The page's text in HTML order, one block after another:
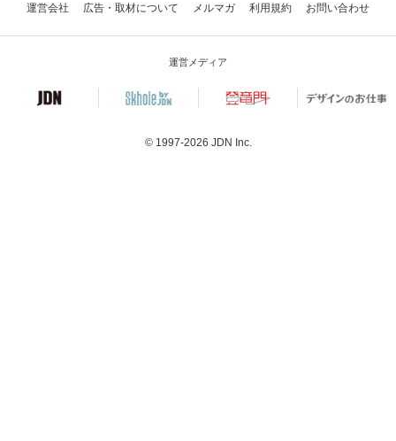
運営会社 広告・取材について メルマガ 利用規約 お問い合わせ
運営メディア
© 1997-2026 JDN Inc.